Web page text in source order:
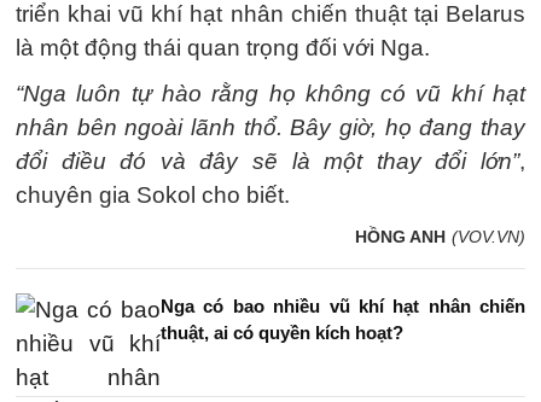
triển khai vũ khí hạt nhân chiến thuật tại Belarus
là một động thái quan trọng đối với Nga.
“Nga luôn tự hào rằng họ không có vũ khí hạt
nhân bên ngoài lãnh thổ. Bây giờ, họ đang thay
đổi điều đó và đây sẽ là một thay đổi lớn”,
chuyên gia Sokol cho biết.
HỒNG ANH (VOV.VN)
Nga có bao nhiều vũ khí hạt nhân chiến
thuật, ai có quyền kích hoạt?